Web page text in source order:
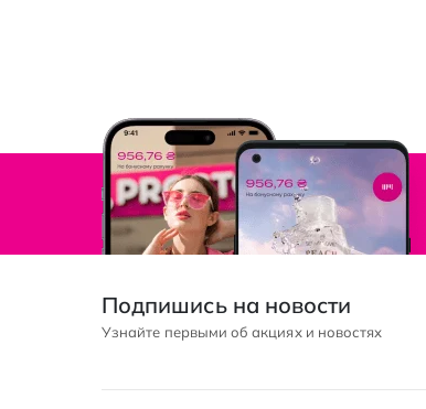
Подпишись на новости
Узнайте первыми об акциях и новостях